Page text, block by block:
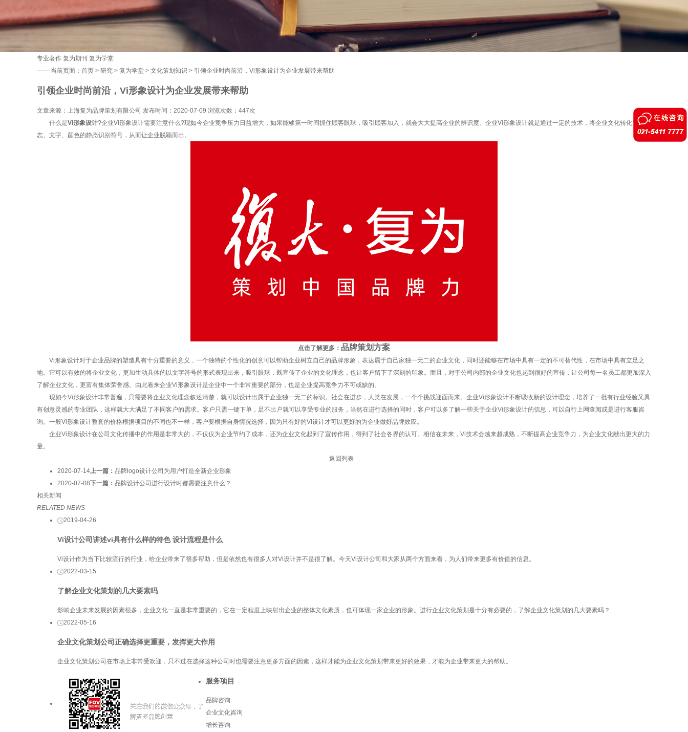
专业著作 复为期刊 复为学堂
—— 当前页面： 首页 > 研究 > 复为学堂 > 文化策划知识 > 引领企业时尚前沿，Vi形象设计为企业发展带来帮助
引领企业时尚前沿，Vi形象设计为企业发展带来帮助
文章来源：上海复为品牌策划有限公司 发布时间：2020-07-09 浏览次数： 447次
什么是Vi形象设计?企业Vi形象设计需要注意什么?现如今企业竞争压力日益增大，如果能够第一时间抓住顾客眼球，吸引顾客加入，就会大大提高企业的辨识度。 企业Vi形象设计就是通过一定的技术，将企业文化转化为以标
志、文字、颜色的静态识别符号，从而让企业脱颖而出。
点击了解更多： 品牌策划方案
Vi形象设计对于企业品牌的塑造具有十分重要的意义，一个独特的个性化的创意可以帮助企业树立自己的品牌形象，表达属于自己家独一无二的企业文化，同时还能够在市场中具有一定的不可替代性，在市场中具有立足之
地。它可以有效的将企业文化，更加生动具体的以文字符号的形式表现出来，吸引眼球，既宣传了企业的文化理念，也让客户留下了深刻的印象。而且，对于公司内部的企业文化也起到很好的宣传，让公司每一名员工都更加深入
了解企业文化，更富有集体荣誉感。由此看来企业Vi形象设计是企业中一个非常重要的部分，也是企业提高竞争力不可或缺的。
现如今Vi形象设计非常普遍，只需要将企业文化理念叙述清楚，就可以设计出属于企业独一无二的标识。社会在进步，人类在发展，一个个挑战迎面而来。 企业Vi形象设计不断吸收新的设计理念，培养了一批有行业经验又具
有创意灵感的专业团队，这样就大大满足了不同客户的需求。客户只需一键下单，足不出户就可以享受专业的服务，当然在进行选择的同时，客户可以多了解一些关于企业Vi形象设计的信息，可以自行上网查阅或是进行客服咨
询。一般Vi形象设计整套的价格根据项目的不同也不一样，客户要根据自身情况选择，因为只有好的Vi设计才可以更好的为企业做好品牌效应。
企业Vi形象设计在公司文化传播中的作用是非常大的，不仅仅为企业节约了成本，还为企业文化起到了宣传作用，得到了社会各界的认可。相信在未来，Vi技术会越来越成熟，不断提高企业竞争力，为企业文化献出更大的力
量。
返回列表
2020-07-14上一篇： 品牌logo设计公司为用户打造全新企业形象
2020-07-08下一篇： 品牌设计公司进行设计时都需要注意什么？
相关新闻
RELATED NEWS
2019-04-26
Vi设计公司讲述vi具有什么样的特色 设计流程是什么
Vi设计作为当下比较流行的行业，给企业带来了很多帮助，但是依然也有很多人对Vi设计并不是很了解。今天Vi设计公司和大家从两个方面来看，为人们带来更多有价值的信息。
2022-03-15
了解企业文化策划的几大要素吗
影响企业未来发展的因素很多，企业文化一直是非常重要的，它在一定程度上映射出企业的整体文化素质，也可体现一家企业的形象。进行企业文化策划是十分有必要的，了解企业文化策划的几大要素吗？
2022-05-16
企业文化策划公司正确选择更重要，发挥更大作用
企业文化策划公司在市场上非常受欢迎，只不过在选择这种公司时也需要注意更多方面的因素，这样才能为企业文化策划带来更好的效果，才能为企业带来更大的帮助。
服务项目
品牌咨询
企业文化咨询
增长咨询